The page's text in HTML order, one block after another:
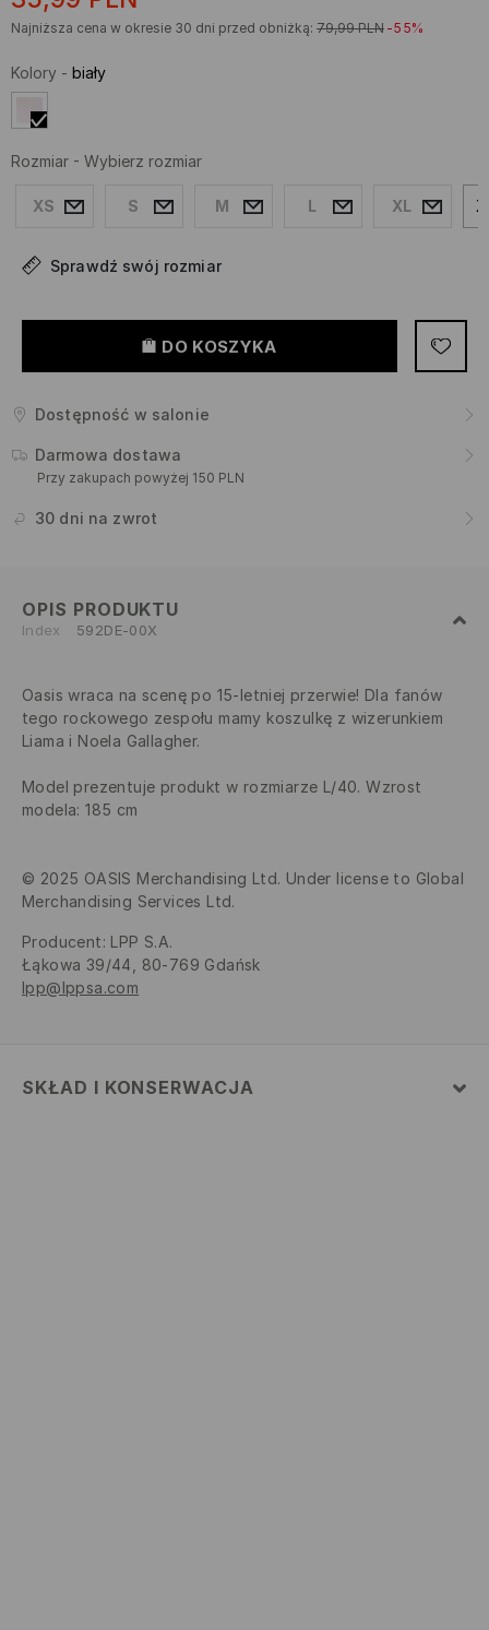
Najniższa cena w okresie 30 dni przed obniżką: 79,99 PLN -55%
Kolory - biały
Rozmiar - Wybierz rozmiar
XS S M L XL
Sprawdź swój rozmiar
DO KOSZYKA
Dostępność w salonie
Darmowa dostawa
Przy zakupach powyżej 150 PLN
30 dni na zwrot
OPIS PRODUKTU
Index 592DE-00X
Oasis wraca na scenę po 15-letniej przerwie! Dla fanów
tego rockowego zespołu mamy koszulkę z wizerunkiem
Liama i Noela Gallagher.
Model prezentuje produkt w rozmiarze L/40. Wzrost
modela: 185 cm
© 2025 OASIS Merchandising Ltd. Under license to Global
Merchandising Services Ltd.
Producent: LPP S.A.
Łąkowa 39/44, 80-769 Gdańsk
lpp@lppsa.com
SKŁAD I KONSERWACJA